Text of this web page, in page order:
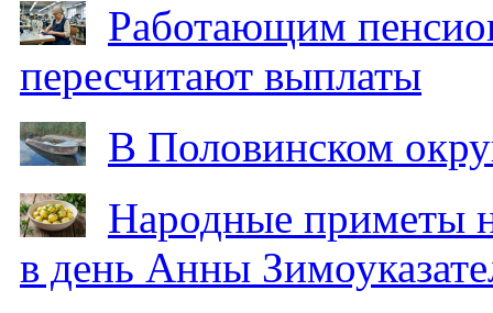
Работающим
пересчитают выплаты
В Половинском
Народные приметы
в день Анны